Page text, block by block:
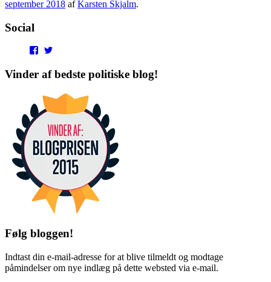
september 2018 afKarsten Skjalm.
Social
View
profile
on
profile
on
Vinder af bedste politiske blog!
Følg bloggen!
Indtast din e-mail-adresse for at blive tilmeldt og modtage
påmindelser om nye indlæg på dette websted via e-mail.